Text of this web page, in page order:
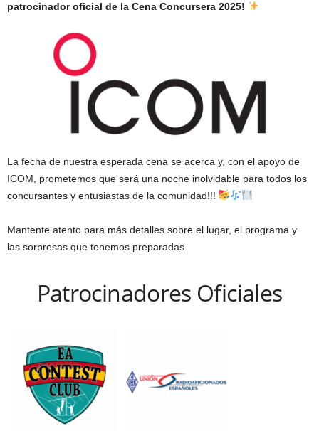
patrocinador oficial de la Cena Concursera 2025!
La fecha de nuestra esperada cena se acerca y, con el apoyo de
ICOM, prometemos que será una noche inolvidable para todos los
concursantes y entusiastas de la comunidad!!!
Mantente atento para más detalles sobre el lugar, el programa y
las sorpresas que tenemos preparadas.
Patrocinadores Oficiales